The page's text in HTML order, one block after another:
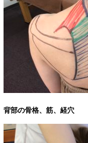
背部の骨格、筋、経穴